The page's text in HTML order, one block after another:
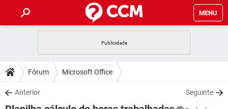
MENU
CELULAR
OUTLOOK
DICAS
JOGOS
DOWNLOADS
Fórum Microsoft Office
Anterior Seguinte